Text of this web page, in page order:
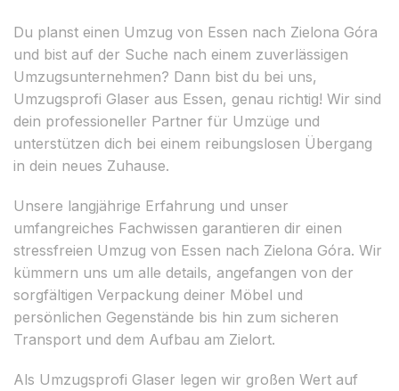
Du planst einen Umzug von Essen nach Zielona Góra
und bist auf der Suche nach einem zuverlässigen
Umzugsunternehmen? Dann bist du bei uns,
Umzugsprofi Glaser aus Essen, genau richtig! Wir sind
dein professioneller Partner für Umzüge und
unterstützen dich bei einem reibungslosen Übergang
in dein neues Zuhause.
Unsere langjährige Erfahrung und unser
umfangreiches Fachwissen garantieren dir einen
stressfreien Umzug von Essen nach Zielona Góra. Wir
kümmern uns um alle details, angefangen von der
sorgfältigen Verpackung deiner Möbel und
persönlichen Gegenstände bis hin zum sicheren
Transport und dem Aufbau am Zielort.
Als Umzugsprofi Glaser legen wir großen Wert auf